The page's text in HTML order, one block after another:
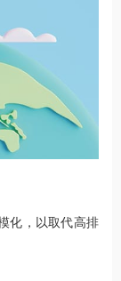
化，以取代高排